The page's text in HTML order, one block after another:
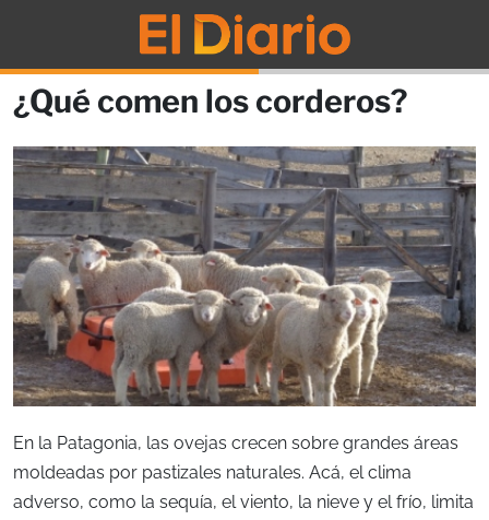
¿Qué comen los corderos?
En la Patagonia, las ovejas crecen sobre grandes áreas
moldeadas por pastizales naturales. Acá, el clima
adverso, como la sequía, el viento, la nieve y el frío, limita